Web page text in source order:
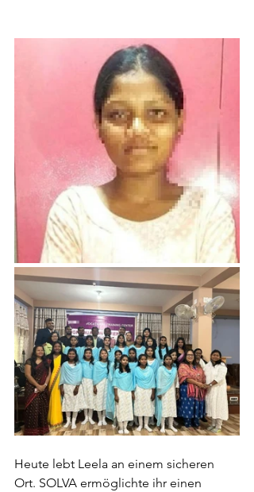
Heute lebt Leela an einem sicheren
Ort. SOLVA ermöglichte ihr einen